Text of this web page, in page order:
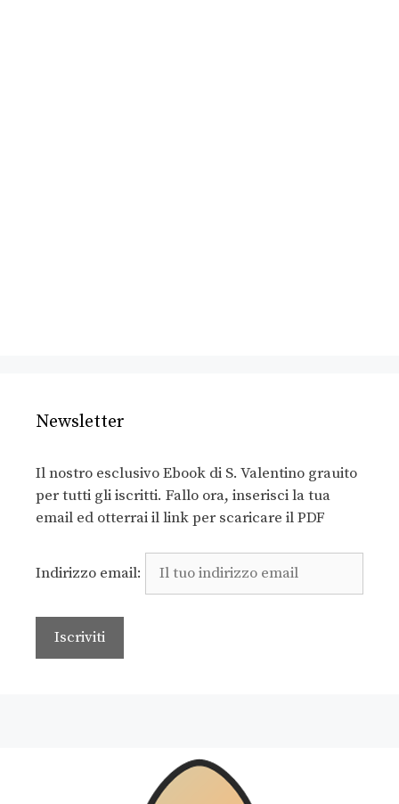
Newsletter
Il nostro esclusivo Ebook di S. Valentino grauito
per tutti gli iscritti. Fallo ora, inserisci la tua
email ed otterrai il link per scaricare il PDF
Indirizzo email: